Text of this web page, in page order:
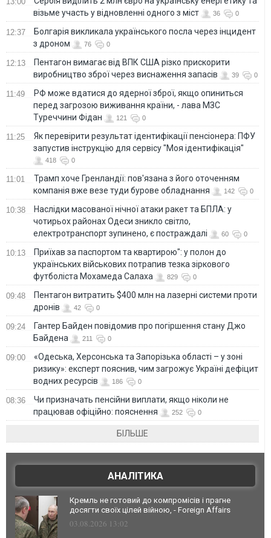
візьме участь у відновленні одного з міст
36 0
12:37
Болгарія викликала українського посла через інцидент
з дроном
76 0
12:13
Пентагон вимагає від ВПК США різко прискорити
виробництво зброї через виснаження запасів
39 0
11:49
РФ може вдатися до ядерної зброї, якщо опиниться
перед загрозою виживання країни, - лава МЗС
Туреччини Фідан
121 0
11:25
Як перевірити результат ідентифікації пенсіонера: ПФУ
запустив інструкцію для сервісу "Моя ідентифікація"
418 0
11:01
Трамп хоче Гренландії: пов'язана з його оточенням
компанія вже везе туди бурове обладнання
142 0
10:38
Наслідки масованої нічної атаки ракет та БПЛА: у
чотирьох районах Одеси зникло світло,
електротранспорт зупинено, є постраждалі
60 0
10:13
Приїхав за паспортом та квартирою": у полон до
українських військових потрапив тезка зіркового
футболіста Мохамеда Салаха
829 0
09:48
Пентагон витратить $400 млн на лазерні системи проти
дронів
42 0
09:24
Гантер Байден повідомив про погіршення стану Джо
Байдена
211 0
09:00
«Одеська, Херсонська та Запорізька області – у зоні
ризику»: експерт пояснив, чим загрожує Україні дефіцит
водних ресурсів
186 0
08:36
Чи призначать пенсійни виплати, якщо ніколи не
працював офіційно: пояснення
252 0
БІЛЬШЕ
АНАЛІТИКА
Кремль не готовий до компромісів і прагне
досягти своїх цілей війною, - Foreign Affairs
03.08.2026 13:02